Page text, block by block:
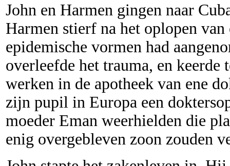
John en Harmen gingen naar
Harmen stierf na het oplopen
epidemische vormen had
overleefde het trauma, en
werken in de apotheek van ene
zijn pupil in Europa een
moeder Eman weerhielden die
enig overgebleven zoon zouden